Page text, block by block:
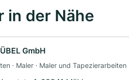
in der Nähe
GmbH
· Maler · Maler und Tapezierarbeiten